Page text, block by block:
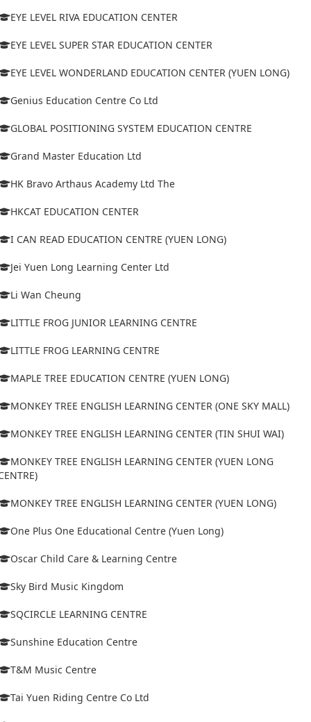
EYE LEVEL RIVA EDUCATION CENTER
EYE LEVEL SUPER STAR EDUCATION CENTER
EYE LEVEL WONDERLAND EDUCATION CENTER (YUEN LONG)
Genius Education Centre Co Ltd
GLOBAL POSITIONING SYSTEM EDUCATION CENTRE
Grand Master Education Ltd
HK Bravo Arthaus Academy Ltd The
HKCAT EDUCATION CENTER
I CAN READ EDUCATION CENTRE (YUEN LONG)
Jei Yuen Long Learning Center Ltd
Li Wan Cheung
LITTLE FROG JUNIOR LEARNING CENTRE
LITTLE FROG LEARNING CENTRE
MAPLE TREE EDUCATION CENTRE (YUEN LONG)
MONKEY TREE ENGLISH LEARNING CENTER (ONE SKY MALL)
MONKEY TREE ENGLISH LEARNING CENTER (TIN SHUI WAI)
MONKEY TREE ENGLISH LEARNING CENTER (YUEN LONG
MONKEY TREE ENGLISH LEARNING CENTER (YUEN LONG)
One Plus One Educational Centre (Yuen Long)
Oscar Child Care & Learning Centre
Sky Bird Music Kingdom
SQCIRCLE LEARNING CENTRE
Sunshine Education Centre
T&M Music Centre
Tai Yuen Riding Centre Co Ltd